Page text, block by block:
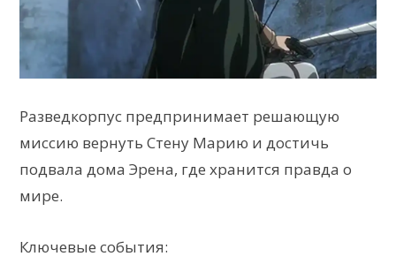
Разведкорпус предпринимает решающую
миссию вернуть Стену Марию и достичь
подвала дома Эрена, где хранится правда о
мире.
Ключевые события: